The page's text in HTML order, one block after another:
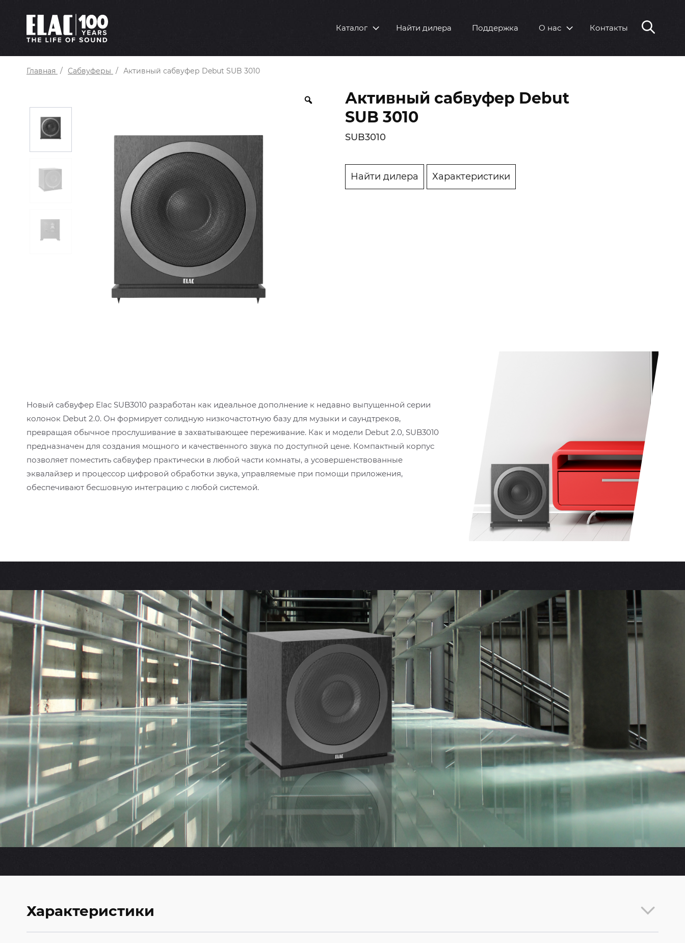
Каталог Найти дилера Поддержка О нас Контакты
Главная Cабвуферы Активный сабвуфер Debut SUB 3010
Активный сабвуфер Debut
SUB 3010
SUB3010
Найти дилера Характеристики
Новый сабвуфер Elac SUB3010 разработан как идеальное дополнение к недавно выпущенной серии
колонок Debut 2.0. Он формирует солидную низкочастотную базу для музыки и саундтреков,
превращая обычное прослушивание в захватывающее переживание. Как и модели Debut 2.0, SUB3010
предназначен для создания мощного и качественного звука по доступной цене. Компактный корпус
позволяет поместить сабвуфер практически в любой части комнаты, а усовершенствованные
эквалайзер и процессор цифровой обработки звука, управляемые при помощи приложения,
обеспечивают бесшовную интеграцию с любой системой.
Характеристики